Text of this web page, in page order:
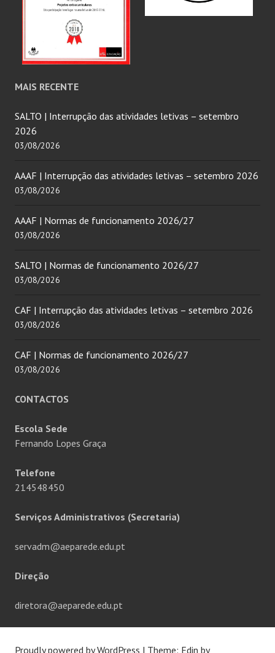
MAIS RECENTE
SALTO | Interrupção das atividades letivas – setembro
2026
03/08/2026
AAAF | Interrupção das atividades letivas – setembro 2026
03/08/2026
AAAF | Normas de funcionamento 2026/27
03/08/2026
SALTO | Normas de funcionamento 2026/27
03/08/2026
CAF | Interrupção das atividades letivas – setembro 2026
03/08/2026
CAF | Normas de funcionamento 2026/27
03/08/2026
CONTACTOS
Escola Sede
Fernando Lopes Graça
Telefone
214548450
Serviços Administrativos (Secretaria)
servadm@aeparede.edu.pt
Direção
diretora@aeparede.edu.pt
Proudly powered by WordPress | Theme: Edin by